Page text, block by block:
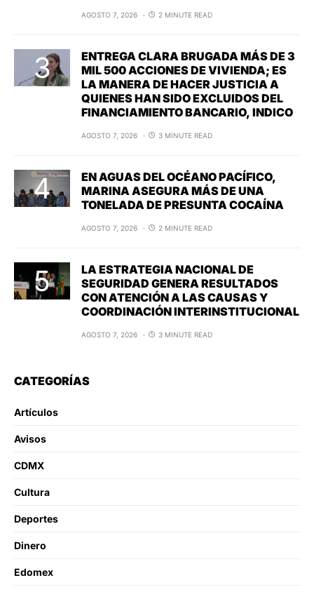
AGOSTO 7, 2026 2 MINUTE READ
ENTREGA CLARA BRUGADA MÁS DE 3
MIL 500 ACCIONES DE VIVIENDA; ES
LA MANERA DE HACER JUSTICIA A
QUIENES HAN SIDO EXCLUIDOS DEL
FINANCIAMIENTO BANCARIO, INDICO
AGOSTO 7, 2026 3 MINUTE READ
EN AGUAS DEL OCÉANO PACÍFICO,
MARINA ASEGURA MÁS DE UNA
TONELADA DE PRESUNTA COCAÍNA
AGOSTO 7, 2026 2 MINUTE READ
LA ESTRATEGIA NACIONAL DE
SEGURIDAD GENERA RESULTADOS
CON ATENCIÓN A LAS CAUSAS Y
COORDINACIÓN INTERINSTITUCIONAL
AGOSTO 7, 2026 3 MINUTE READ
CATEGORÍAS
Artículos
Avisos
CDMX
Cultura
Deportes
Dinero
Edomex